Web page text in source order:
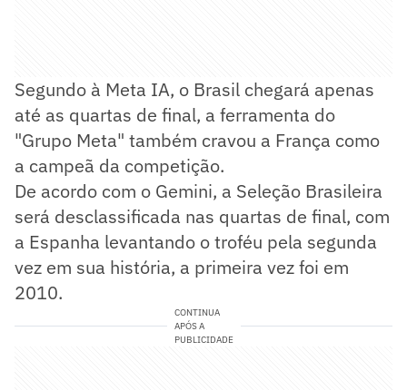
Segundo à Meta IA, o Brasil chegará apenas
até as quartas de final, a ferramenta do
"Grupo Meta" também cravou a França como
a campeã da competição.
De acordo com o Gemini, a Seleção Brasileira
será desclassificada nas quartas de final, com
a Espanha levantando o troféu pela segunda
vez em sua história, a primeira vez foi em
2010.
CONTINUA
APÓS A
PUBLICIDADE